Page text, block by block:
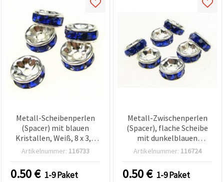
Metall-Scheibenperlen
(Spacer) mit blauen
Kristallen, Weiß, 8 x 3,5
mm, Loch 1,5 mm,
Bastelbedarf, 10 Stück
Artikelnummer: 116733
0.50€ 1-9 Paket
Metall-Zwischenperlen
(Spacer), flache Scheibe
mit dunkelblauen
Kristallen, Farbe: Weiß,
Qualität A – 10 Stück
Artikelnummer: 116724
0.50€ 1-9 Paket